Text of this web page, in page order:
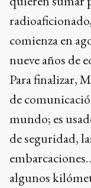
comienza en
nueve años de
Para finalizar,
de
mundo; es
de seguridad,
algunos